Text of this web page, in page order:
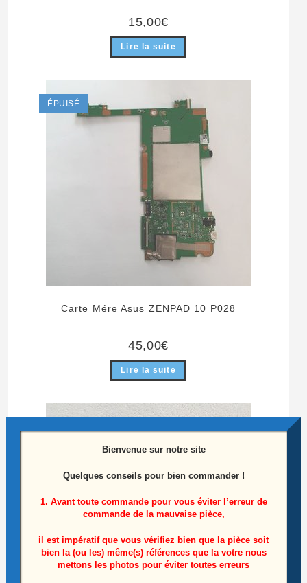
15,00€
Lire la suite
ÉPUISÉ
Carte Mére Asus ZENPAD 10 P028
45,00€
Lire la suite
Bienvenue sur notre site
Quelques conseils pour bien commander !
1. Avant toute commande pour vous éviter l’erreur de
commande de la mauvaise pièce,
il est impératif que vous vérifiez bien que la pièce soit
bien la (ou les) même(s) références que la votre nous
mettons les photos pour éviter toutes erreurs